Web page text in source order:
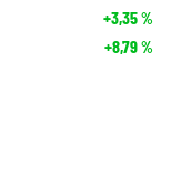
+3,35%
+8,79%